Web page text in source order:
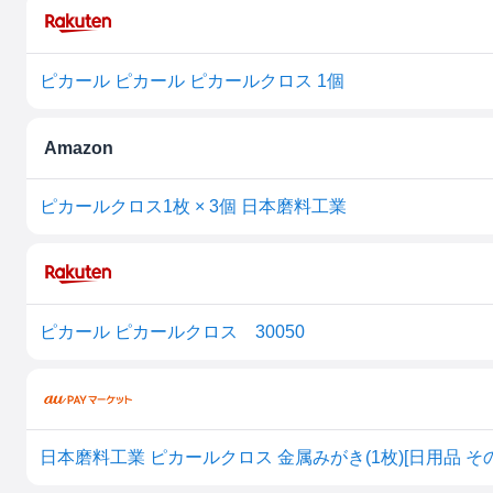
ピカール ピカール ピカールクロス 1個
Amazon
ピカールクロス1枚 × 3個 日本磨料工業
ピカール ピカールクロス 30050
日本磨料工業 ピカールクロス 金属みがき(1枚)[日用品 そ